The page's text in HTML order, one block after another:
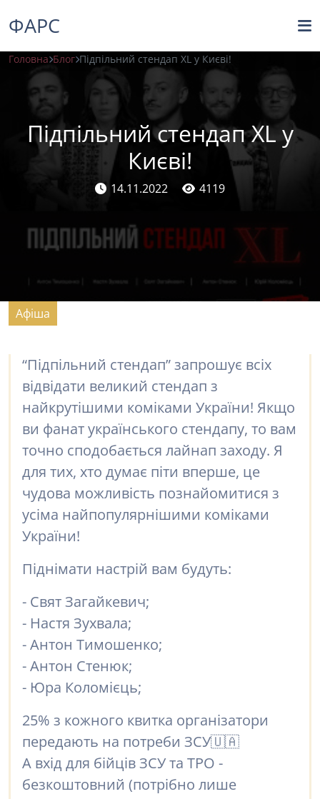
ФАРС
Головна Блог Підпільний стендап XL у Києві!
Підпільний стендап XL у
Києві!
14.11.2022 4119
Афіша
“Підпільний стендап” запрошує всіх
відвідати великий стендап з
найкрутішими коміками України! Якщо
ви фанат українського стендапу, то вам
точно сподобається лайнап заходу. Я
для тих, хто думає піти вперше, це
чудова можливість познайомитися з
усіма найпопулярнішими коміками
України!
Піднімати настрій вам будуть:
- Свят Загайкевич;
- Настя Зухвала;
- Антон Тимошенко;
- Антон Стенюк;
- Юра Коломієць;
25% з кожного квитка організатори
передають на потреби ЗСУ🇺🇦
А вхід для бійців ЗСУ та ТРО -
безкоштовний (потрібно лише